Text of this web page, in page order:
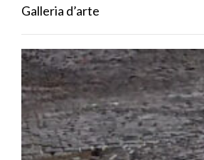
Galleria d’arte